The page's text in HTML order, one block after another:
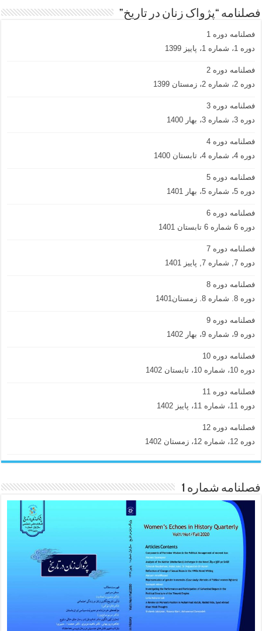
فصلنامه “پژواک زنان در تاریخ”
فصلنامه دوره 1
دوره 1، شماره 1، پاییز 1399
فصلنامه دوره 2
دوره 2، شماره 2، زمستان 1399
فصلنامه دوره 3
دوره 3، شماره 3، بهار 1400
فصلنامه دوره 4
دوره 4، شماره 4، تابستان 1400
فصلنامه دوره 5
دوره 5، شماره 5، بهار 1401
فصلنامه دوره 6
دوره 6 شماره 6 تابستان 1401
فصلنامه دوره 7
دوره 7, شماره 7, پاییز 1401
فصلنامه دوره 8
دوره 8. شماره 8. زمستان1401
فصلنامه دوره 9
دوره 9، شماره 9، بهار 1402
فصلنامه دوره 10
دوره 10، شماره 10، تابستان 1402
فصلنامه دوره 11
دوره 11، شماره 11، پاییز 1402
فصلنامه دوره 12
دوره 12، شماره 12، زمستان 1402
فصلنامه شماره 1